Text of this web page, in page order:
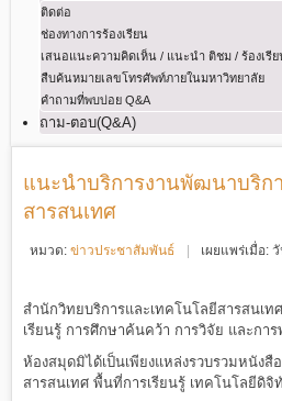
ติดต่อ
ช่องทางการร้องเรียน
เสนอแนะความคิดเห็น / แนะนำ ติชม / ร้องเรี
สืบค้นหมายเลขโทรศัพท์ภายในมหาวิทยาลัย
คำถามที่พบบ่อย Q&A
ถาม-ตอบ(Q&A)
แนะนำบริการงานพัฒนาบริก
สารสนเทศ
หมวด: ข่าวประชาสัมพันธ์ เผยแพร่เมื่อ:
สำนักวิทยบริการและเทคโนโลยีสารสนเ
เรียนรู้ การศึกษาค้นคว้า การวิจัย และก
ห้องสมุดมิได้เป็นเพียงแหล่งรวบรวมหนัง
สารสนเทศ พื้นที่การเรียนรู้ เทคโนโลยีดิ